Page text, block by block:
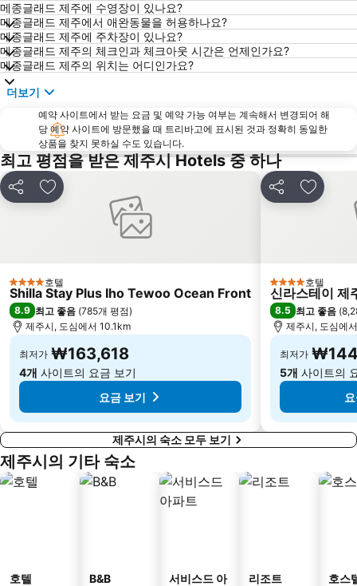
메종글래드 제주에 수영장이 있나요?
메종글래드 제주에서 애완동물을 허용하나요?
메종글래드 제주에 주차장이 있나요?
메종글래드 제주의 체크인과 체크아웃 시간은 언제인가요?
메종글래드 제주의 위치는 어디인가요?
더보기
예약 사이트에서 받는 요금 및 예약 가능 여부는 계속해서 변경되어 해
당 예약 사이트에 방문했을 때 트리바고에 표시된 것과 정확히 동일한
상품을 찾지 못하실 수도 있습니다.
최고 평점을 받은 제주시 Hotels 중 하나
공유 즐겨찾기에 추가
4 성급 호텔
Shilla Stay Plus Iho Tewoo Ocean Front
8.9 최고 좋음 (785개 평점)
제주시, 도심에서 10.1km
최저가 ₩163,618
4개 사이트의 요금 보기
요금 보기
공유 즐겨찾
4 성급 호텔
신라스테이 제
8.5 최고 좋음 (
제주시, 도심에
최저가
5개 사이트의
제주시의 숙소 모두 보기
제주시의 기타 숙소
호텔 B&B
서비스드 아
리조트 호스